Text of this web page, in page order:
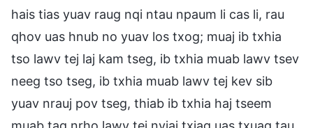
hais tias yuav raug nqi ntau npaum li cas li, rau
qhov uas hnub no yuav los txog; muaj ib txhia
tso lawv tej laj kam tseg, ib txhia muab lawv tsev
neeg tso tseg, ib txhia muab lawv tej kev sib
yuav nrauj pov tseg, thiab ib txhia haj tseem